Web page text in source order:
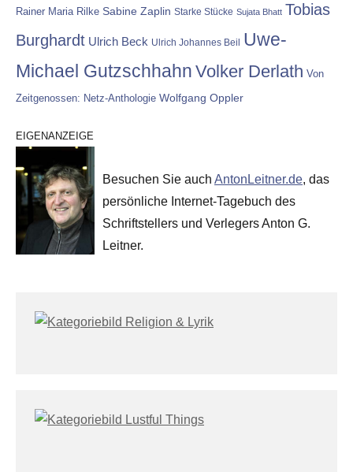
Rainer Maria Rilke Sabine Zaplin Starke Stücke Sujata Bhatt Tobias
Burghardt Ulrich Beck Ulrich Johannes Beil
Uwe-
Michael Gutzschhahn Volker Derlath Von
Zeitgenossen: Netz-Anthologie Wolfgang Oppler
EIGENANZEIGE
Besuchen Sie auch AntonLeitner.de, das
persönliche Internet-Tagebuch des
Schriftstellers und Verlegers Anton G.
Leitner.